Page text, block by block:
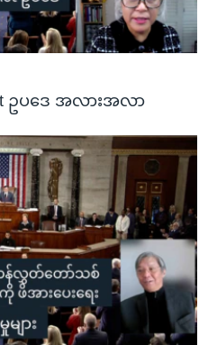
ဥပဒေ အလားအလာ